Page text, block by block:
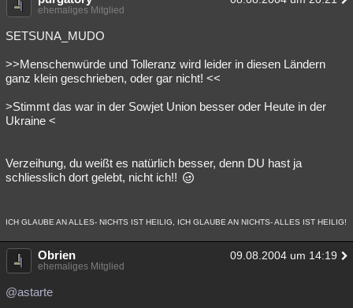
ehemaliges Mitglied
SETSUNA_MUDO
>>Menschenwürde und Tolleranz wird leider in diesen Ländern
ganz klein geschrieben, oder gar nicht! <<
>Stimmt das war in der Sowjet Union besser oder Heute in der
Ukraine <
Verzeihung, du weißt es natürlich besser, denn DU hast ja
schliesslich dort gelebt, nicht ich!!
ICH GLAUBE AN ALLES- NICHTS IST HEILIG, ICH GLAUBE AN NICHTS- ALLES IST HEILIG!
Obrien 09.08.2004 um 14:19
ehemaliges Mitglied
@astarte